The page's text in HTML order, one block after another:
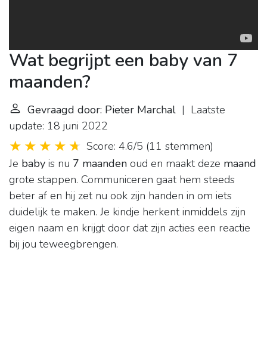
Wat begrijpt een baby van 7
maanden?
Gevraagd door: Pieter Marchal | Laatste
update: 18 juni 2022
Score: 4.6/5 (11 stemmen)
Je baby is nu 7 maanden oud en maakt deze maand
grote stappen. Communiceren gaat hem steeds
beter af en hij zet nu ook zijn handen in om iets
duidelijk te maken. Je kindje herkent inmiddels zijn
eigen naam en krijgt door dat zijn acties een reactie
bij jou teweegbrengen.